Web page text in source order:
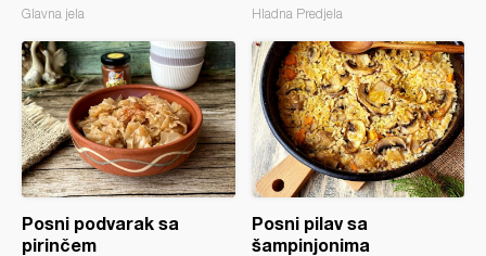
Glavna jela Hladna Predjela
Posni podvarak sa
pirinčem
Posni pilav sa
šampinjonima